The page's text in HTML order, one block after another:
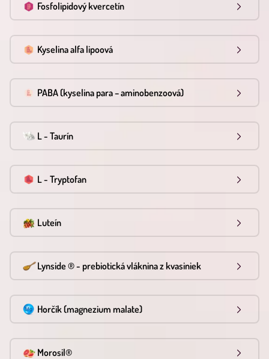
Fosfolipidový kvercetín
Kyselina alfa lipoová
PABA (kyselina para – aminobenzoová)
L - Taurín
L - Tryptofan
Luteín
Lynside ® - prebiotická vláknina z kvasiniek
Horčík (magnezium malate)
Morosil®